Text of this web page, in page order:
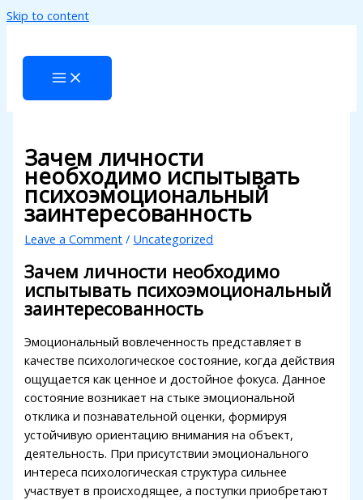
Hacklink panel
Hacklink panel
Backlink paketleri
Hacklink
Hacklink
Hacklink
Hacklink panel
Hacklink panel
Hacklink panel
Hacklink panel
Hacklink panel
Hacklink panel
Hacklink panel
Hacklink panel
Skip to content
Зачем личности
необходимо испытывать
психоэмоциональный
заинтересованность
Leave a Comment / Uncategorized
Зачем личности необходимо
испытывать психоэмоциональный
заинтересованность
Эмоциональный вовлеченность представляет в
качестве психологическое состояние, когда действия
ощущается как ценное и достойное фокуса. Данное
состояние возникает на стыке эмоциональной
отклика и познавательной оценки, формируя
устойчивую ориентацию внимания на объект,
деятельность. При присутствии эмоционального
интереса психологическая структура сильнее
участвует в происходящее, а поступки приобретают